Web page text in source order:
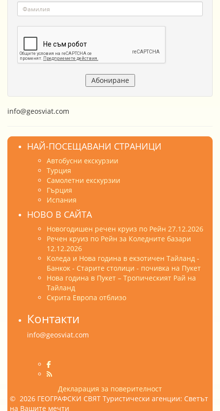
info@geosviat.com
НАЙ-ПОСЕЩАВАНИ СТРАНИЦИ
Автобусни екскурзии
Турция
Самолетни екскурзии
Гърция
Испания
НОВО В САЙТА
Новогодишен речен круиз по Рейн 27.12.2026
Речен круиз по Рейн за Коледните базари
12.12.2026
Коледа и Нова година в екзотичен Тайланд -
Банкок - Старите столици - почивка на Пукет
Нова година в Пукет – Тропическият Рай на
Тайланд
Скрита Европа отблизо
Контакти
info@geosviat.com
Декларация за поверителност
© 2026 ГЕОГРАФСКИ СВЯТ Туристически агенции: Светът
на Вашите мечти